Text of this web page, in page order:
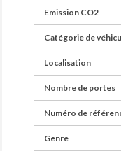
Emission CO2
Catégorie de
Localisation
Nombre de portes
Numéro de
Genre